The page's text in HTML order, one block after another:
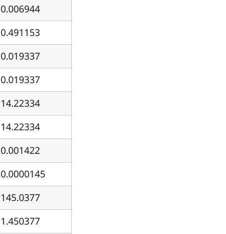
0.006944
0.491153
0.019337
0.019337
14.22334
14.22334
0.001422
0.0000145
145.0377
1.450377